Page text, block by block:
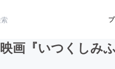
映画『いつくしみ